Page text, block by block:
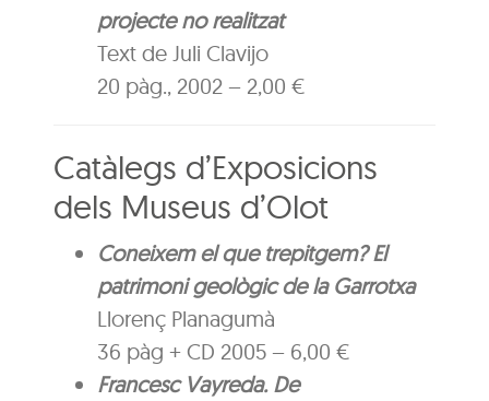
projecte no realitzat
Text de Juli Clavijo
20 pàg., 2002 – 2,00 €
Catàlegs d’Exposicions
dels Museus d’Olot
Coneixem el que trepitgem? El
patrimoni geològic de la Garrotxa
Llorenç Planagumà
36 pàg + CD 2005 – 6,00 €
Francesc Vayreda. De